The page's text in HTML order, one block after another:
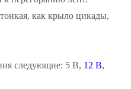
как крыло цикады,
следующие: 5 В, 12 В,